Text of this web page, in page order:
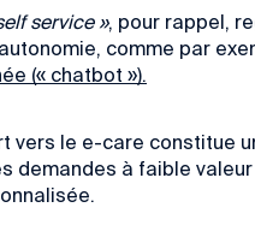
service », pour rappel,
comme par
(« chatbot »).
vers le e-care constitue
demandes à faible